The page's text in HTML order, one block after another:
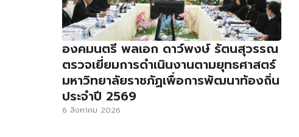
องคมนตรี พลเอก ดาว์พงษ์ รัตนสุวรรณ
ตรวจเยี่ยมการดำเนินงานตามยุทธศาสตร์
มหาวิทยาลัยราชภัฏเพื่อการพัฒนาท้องถิ่น
ประจำปี 2569
6 สิงหาคม 2026